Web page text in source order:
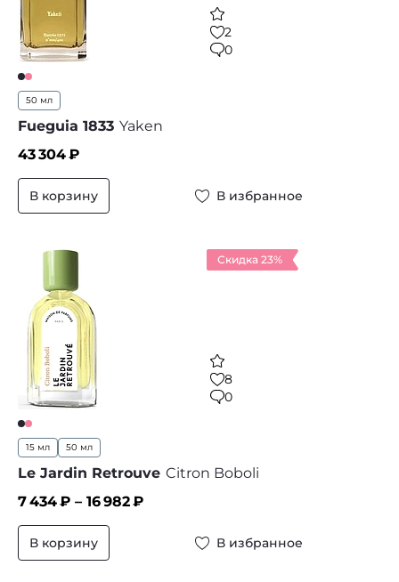
2
0
50 мл
Fueguia 1833 Yaken
43 304₽
В корзину В избранное
Скидка 23%
8
0
15 мл 50 мл
Le Jardin Retrouve Citron Boboli
7 434₽ – 16 982₽
В корзину В избранное